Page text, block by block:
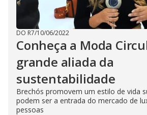
DO R7/10/06/2022
Conheça a Moda
grande aliada da
sustentabilidade
Brechós promovem um estilo de vida
podem ser a entrada do mercado de
pessoas